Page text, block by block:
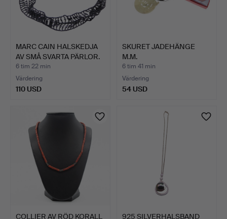
MARC CAIN HALSKEDJA
AV SMÅ SVARTA PÄRLOR.
6 tim 22 min
Värdering
110 USD
SKURET JADEHÄNGE
M.M.
6 tim 41 min
Värdering
54 USD
COLLIER AV RÖD KORALL
925 SILVERHALSBAND